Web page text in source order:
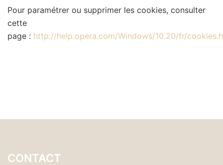
Pour paramétrer ou supprimer les cookies, consulter
cette
page : http://help.opera.com/Windows/10.20/fr/
CONTACT